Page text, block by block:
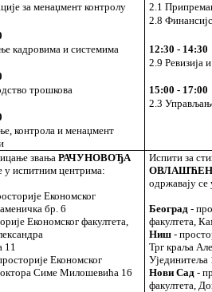
за менаџмент контролу
2.1
2.8
кадровима и системима
12:30 - 14:30
2.9 Ревизија
трошкова
15:00 - 17:00
2.3
контрола и менаџмент
звањаРАЧУНОВОЂА
у испитним центрима:
Економског
бр. 6
Економског факултета,
11
Економског
Симе Милошевића 16
Испити за
одржавају
Београд -
факултета,
Ниш -
Трг краља
Ујединитеља
Нови Сад -
факултета,